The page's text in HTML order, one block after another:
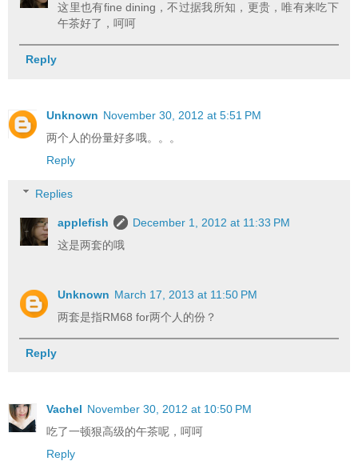
这里也有fine dining，不过据我所知，更贵，唯有来吃下
午茶好了，呵呵
Reply
Unknown November 30, 2012 at 5:51 PM
两个人的份量好多哦。。。
Reply
Replies
applefish
December 1, 2012 at 11:33 PM
这是两套的哦
Unknown March 17, 2013 at 11:50 PM
两套是指RM68 for两个人的份？
Reply
Vachel November 30, 2012 at 10:50 PM
吃了一顿狠高级的午茶呢，呵呵
Reply